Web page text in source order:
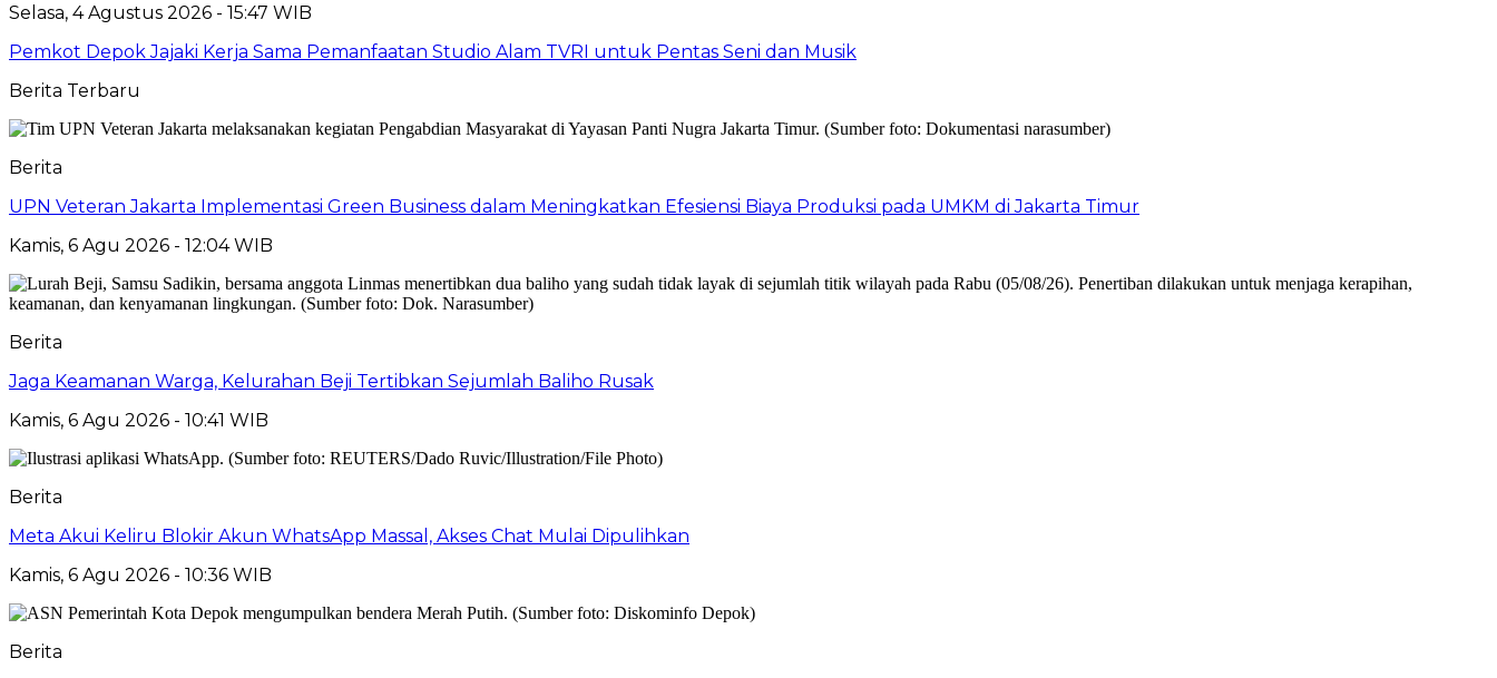
Selasa, 4 Agustus 2026 - 15:47 WIB
Pemkot Depok Jajaki Kerja Sama Pemanfaatan Studio Alam TVRI untuk Pentas Seni dan Musik
Berita Terbaru
Berita
UPN Veteran Jakarta Implementasi Green Business dalam Meningkatkan Efesiensi Biaya Produksi pada UMKM di Jakarta Timur
Kamis, 6 Agu 2026 - 12:04 WIB
Berita
Jaga Keamanan Warga, Kelurahan Beji Tertibkan Sejumlah Baliho Rusak
Kamis, 6 Agu 2026 - 10:41 WIB
Berita
Meta Akui Keliru Blokir Akun WhatsApp Massal, Akses Chat Mulai Dipulihkan
Kamis, 6 Agu 2026 - 10:36 WIB
Berita